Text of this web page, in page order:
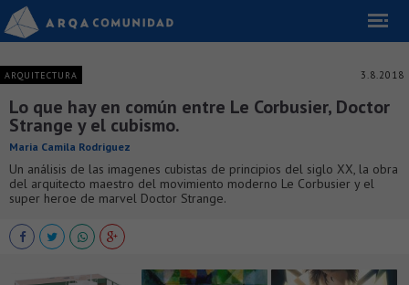
ARQUITECTURA 3.8.2018
Lo que hay en común entre Le Corbusier, Doctor
Strange y el cubismo.
Maria Camila Rodriguez
Un análisis de las imagenes cubistas de principios del siglo XX, la obra
del arquitecto maestro del movimiento moderno Le Corbusier y el
super heroe de marvel Doctor Strange.